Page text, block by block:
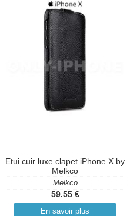
Etui cuir luxe clapet iPhone X by
Melkco
Melkco
59.55 €
En savoir plus